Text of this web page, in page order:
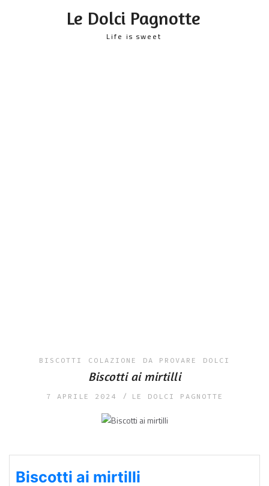
Le Dolci Pagnotte
Life is sweet
BISCOTTI COLAZIONE DA PROVARE DOLCI
Biscotti ai mirtilli
7 APRILE 2024 LE DOLCI PAGNOTTE
Biscotti ai mirtilli